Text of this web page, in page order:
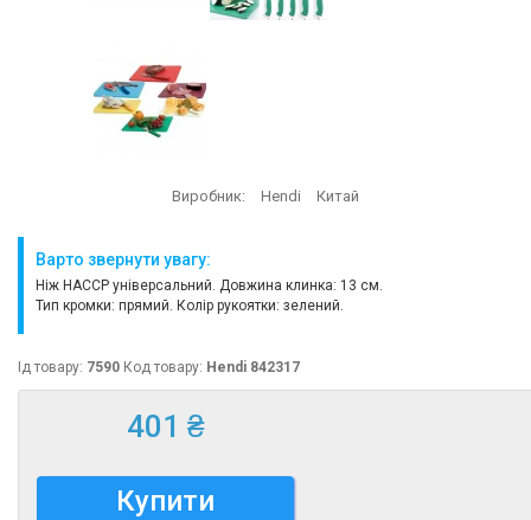
Виробник: Hendi Китай
Варто звернути увагу:
Ніж HACCP універсальний. Довжина клинка: 13 см.
Тип кромки: прямий. Колір рукоятки: зелений.
Ід товару: 7590 Код товару: Hendi 842317
401 ₴
Купити